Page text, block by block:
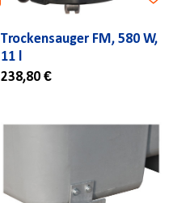
Trockensauger FM, 580 W,
11 l
238,80 €